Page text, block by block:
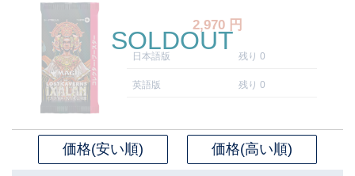
2,970 円
日本語版 残り 0
英語版 残り 0
SOLDOUT
価格(安い順) 価格(高い順)